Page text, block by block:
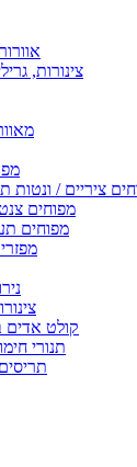
צינורות,
ציריים / ונטות
מפוחים
מפוחים
קולט
תנורי